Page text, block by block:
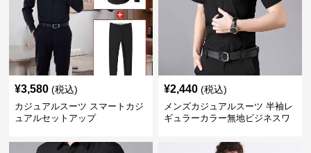
¥3,580 (税込)
カジュアルスーツ スマートカジ
ュアルセットアップ
¥2,440 (税込)
メンズカジュアルスーツ 半袖レ
ギュラーカラー無地ビジネスワ